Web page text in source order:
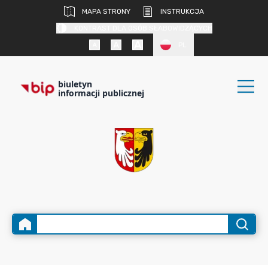
MAPA STRONY
INSTRUKCJA
biuletyn
informacji publicznej